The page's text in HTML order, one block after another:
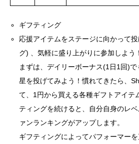
ギフティング
応援アイテムをステージに向かって
グ) 、気軽に盛り上がりに参加しよう！
まずは、デイリーボーナス(1日1回)
星を投げてみよう！慣れてきたら、
て、1円から買える各種ギフトアイテ
ティングを続けると、自分自身のレ
ァンランキングがアップします。
ギフティングによってパフォーマー